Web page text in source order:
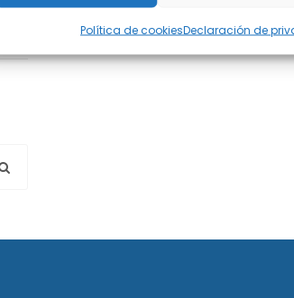
Política de cookiesDeclaración de